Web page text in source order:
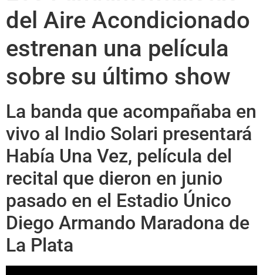
del Aire Acondicionado
estrenan una película
sobre su último show
La banda que acompañaba en
vivo al Indio Solari presentará
Había Una Vez, película del
recital que dieron en junio
pasado en el Estadio Único
Diego Armando Maradona de
La Plata